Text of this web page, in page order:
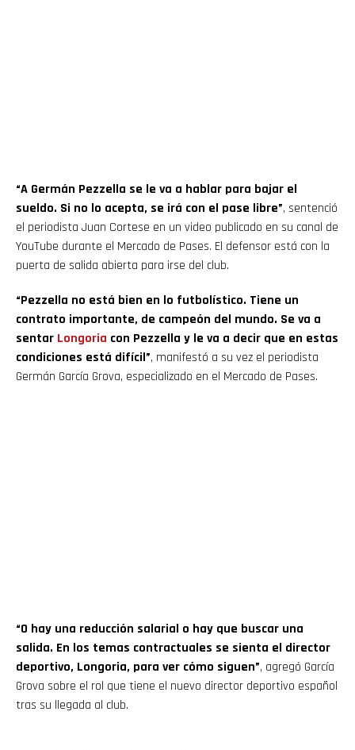
“A Germán Pezzella se le va a hablar para bajar el
sueldo. Si no lo acepta, se irá con el pase libre”, sentenció
el periodista Juan Cortese en un video publicado en su canal de
YouTube durante el Mercado de Pases. El defensor está con la
puerta de salida abierta para irse del club.
“Pezzella no está bien en lo futbolístico. Tiene un
contrato importante, de campeón del mundo. Se va a
sentar Longoria con Pezzella y le va a decir que en estas
condiciones está difícil”, manifestó a su vez el periodista
Germán García Grova, especializado en el Mercado de Pases.
“O hay una reducción salarial o hay que buscar una
salida. En los temas contractuales se sienta el director
deportivo, Longoria, para ver cómo siguen”, agregó García
Grova sobre el rol que tiene el nuevo director deportivo español
tras su llegada al club.